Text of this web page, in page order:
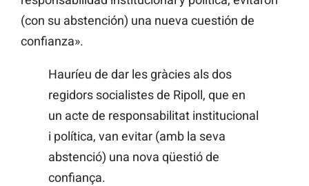
(con su abstención) una nueva cuestión de
confianza».
Hauríeu de dar les gràcies als dos
regidors socialistes de Ripoll, que en
un acte de responsabilitat institucional
i política, van evitar (amb la seva
abstenció) una nova qüestió de
confiança.